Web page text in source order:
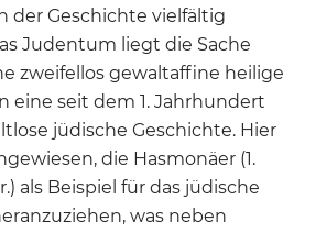
der Geschichte vielfältig
Judentum liegt die Sache
zweifellos gewaltaffine heilige
eine seit dem 1. Jahrhundert
jüdische Geschichte. Hier
die Hasmonäer (1.
als Beispiel für das jüdische
was neben